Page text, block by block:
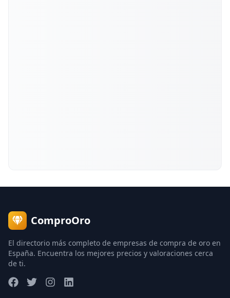
ComproOro
El directorio más completo de empresas de compra de oro en
España. Encuentra los mejores precios y valoraciones cerca
de ti.